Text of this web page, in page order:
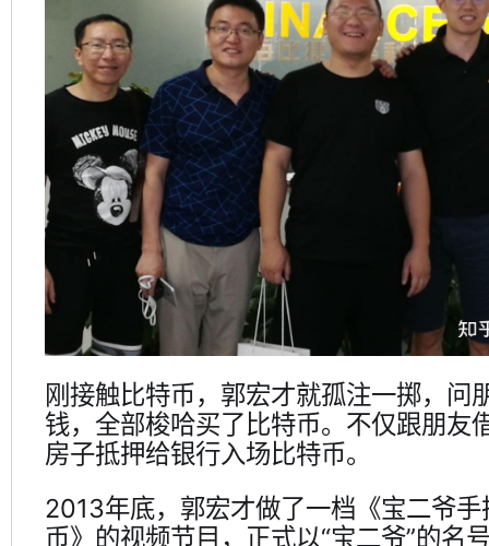
刚接触比特币，郭宏才就孤注一掷，问
钱，全部梭哈买了比特币。不仅跟朋友
房子抵押给银行入场比特币。
2013年底，郭宏才做了一档《宝二爷
币》的视频节目，正式以“宝二爷”的名